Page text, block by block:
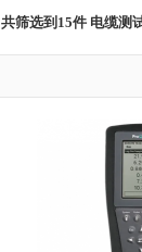
共筛选到15件 电缆测